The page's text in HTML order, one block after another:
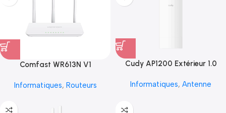
Comfast WR613N V1
Informatiques, Routeurs
Cudy AP1200 Extérieur 1.0
Informatiques, Antenne